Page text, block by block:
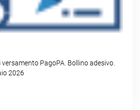
PagoPA. Bollino adesivo.
2026